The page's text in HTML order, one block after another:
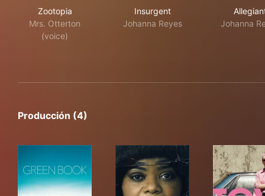
Zootopia
Mrs. Otterton
(voice)
Insurgent
Johanna Reyes
Johanna
Producción (4)